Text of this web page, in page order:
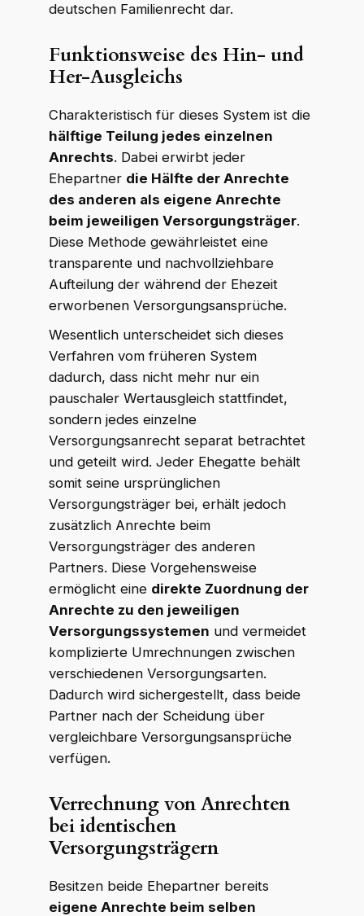
Online · echte Anwälte, kein Callcenter
deutschen Familienrecht dar.
Funktionsweise des Hin- und
Her-Ausgleichs
Charakteristisch für dieses System ist die
hälftige Teilung jedes einzelnen
Anrechts. Dabei erwirbt jeder
Ehepartner die Hälfte der Anrechte
des anderen als eigene Anrechte
beim jeweiligen Versorgungsträger.
Diese Methode gewährleistet eine
transparente und nachvollziehbare
Aufteilung der während der Ehezeit
erworbenen Versorgungsansprüche.
Wesentlich unterscheidet sich dieses
Verfahren vom früheren System
dadurch, dass nicht mehr nur ein
pauschaler Wertausgleich stattfindet,
sondern jedes einzelne
Versorgungsanrecht separat betrachtet
und geteilt wird. Jeder Ehegatte behält
somit seine ursprünglichen
Versorgungsträger bei, erhält jedoch
zusätzlich Anrechte beim
Versorgungsträger des anderen
Partners. Diese Vorgehensweise
ermöglicht eine direkte Zuordnung der
Anrechte zu den jeweiligen
Versorgungssystemen und vermeidet
komplizierte Umrechnungen zwischen
verschiedenen Versorgungsarten.
Dadurch wird sichergestellt, dass beide
Partner nach der Scheidung über
vergleichbare Versorgungsansprüche
verfügen.
Verrechnung von Anrechten
bei identischen
Versorgungsträgern
Besitzen beide Ehepartner bereits
eigene Anrechte beim selben